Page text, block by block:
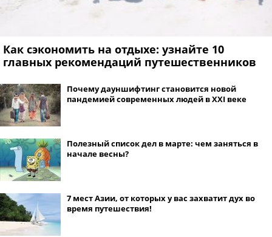
Как сэкономить на отдыхе: узнайте 10
главных рекомендаций путешественников
Почему дауншифтинг становится новой
пандемией современных людей в XXI веке
Полезный список дел в марте: чем заняться в
начале весны?
7 мест Азии, от которых у вас захватит дух во
время путешествия!